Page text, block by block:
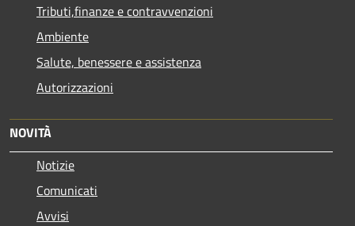
Tributi,finanze e contravvenzioni
Ambiente
Salute, benessere e assistenza
Autorizzazioni
NOVITÀ
Notizie
Comunicati
Avvisi